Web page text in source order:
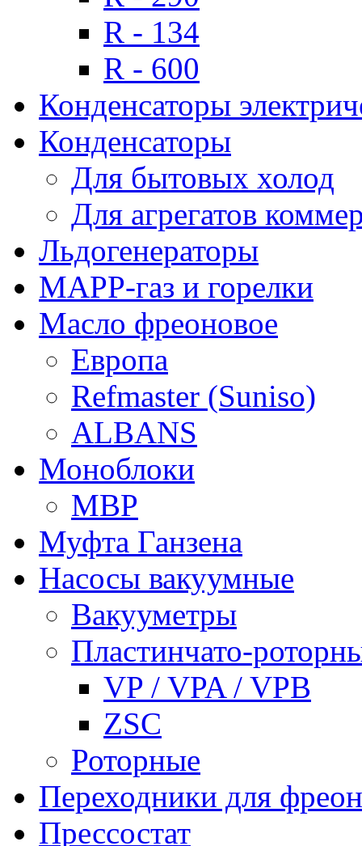
R - 134
R - 600
Конденсаторы
Конденсаторы
Для бытовых холод
Для агрегатов
Льдогенераторы
МАРР-газ и горелки
Масло фреоновое
Европа
Refmaster (Suniso)
ALBANS
Моноблоки
MBP
Муфта Ганзена
Насосы вакуумные
Вакууметры
Пластинчато-
VP / VPA / VPB
ZSC
Роторные
Переходники для
Прессостат